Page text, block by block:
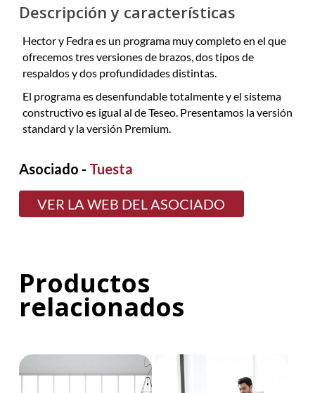
Descripción y características
Hector y Fedra es un programa muy completo en el que
ofrecemos tres versiones de brazos, dos tipos de
respaldos y dos profundidades distintas.
El programa es desenfundable totalmente y el sistema
constructivo es igual al de Teseo. Presentamos la versión
standard y la versión Premium.
Asociado - Tuesta
VER LA WEB DEL ASOCIADO
Productos
relacionados